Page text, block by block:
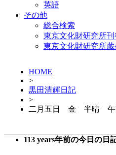
英語
その他
総合検索
東京文化財研究所刊
東京文化財研究所蔵
HOME
>
黒田清輝日記
>
二月五日 金 半晴 午
113 years年前の今日の日